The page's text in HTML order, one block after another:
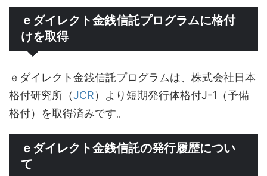
ｅダイレクト金銭信託プログラムに格付
けを取得
ｅダイレクト金銭信託プログラムは、株式会社日本
格付研究所（JCR）より短期発行体格付J-1（予備
格付）を取得済みです。
ｅダイレクト金銭信託の発行履歴につい
て